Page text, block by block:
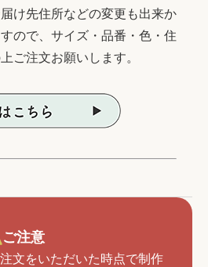
け先住所などの変更も出来か
ので、サイズ・品番・色・住
ご注文お願いします。
ご注意
文をいただいた時点で制作